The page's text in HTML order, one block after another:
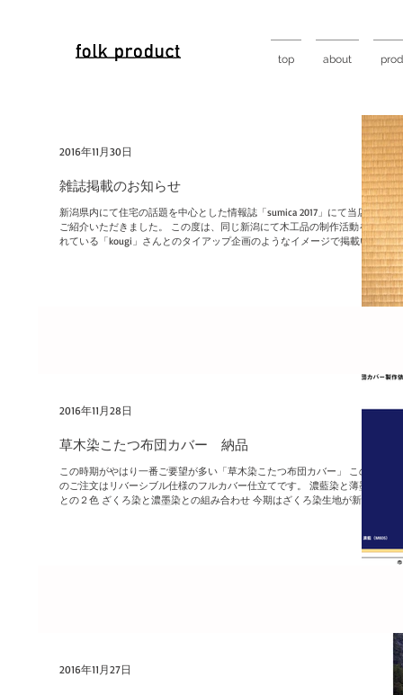
top about
雑誌掲載のお知らせ
新潟県内にて住宅の話題を中心とした情報誌「sumica 2017」にて当店を
ご紹介いただきました。 この度は、同じ新潟にて木工品の制作活動をさ
れている「kougi」さんとのタイアップ企画のようなイメージで掲載いた
2016年11月30日
草木染こたつ布団カバー 納品
この時期がやはり一番ご要望が多い「草木染こたつ布団カバー」 この度
のご注文はリバーシブル仕様のフルカバー仕立てです。 濃藍染と薄墨染
との２色 ざくろ染と濃墨染との組み合わせ 今期はざくろ染生地が新たに
2016年11月28日
2016年11月27日